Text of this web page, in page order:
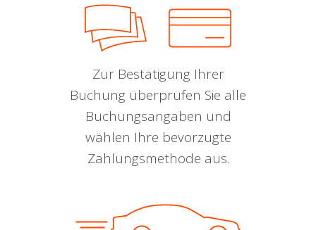
Zur Bestätigung Ihrer
Buchung überprüfen Sie alle
Buchungsangaben und
wählen Ihre bevorzugte
Zahlungsmethode aus.